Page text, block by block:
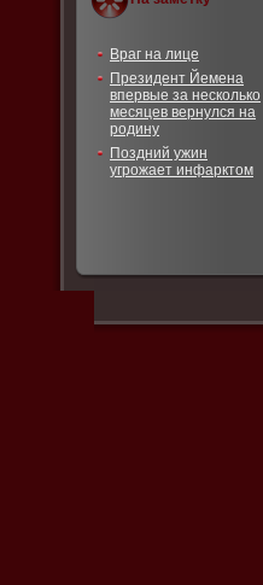
Враг на лице
Президент Йемена
впервые за несколько
месяцев вернулся на
родину
Поздний ужин
угрожает инфарктом